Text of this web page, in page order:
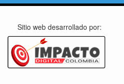
Sitio web desarrollado por: